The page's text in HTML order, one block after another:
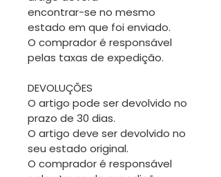
encontrar-se no mesmo
estado em que foi enviado.
O comprador é responsável
pelas taxas de expedição.
DEVOLUÇÕES
O artigo pode ser devolvido no
prazo de 30 dias.
O artigo deve ser devolvido no
seu estado original.
O comprador é responsável